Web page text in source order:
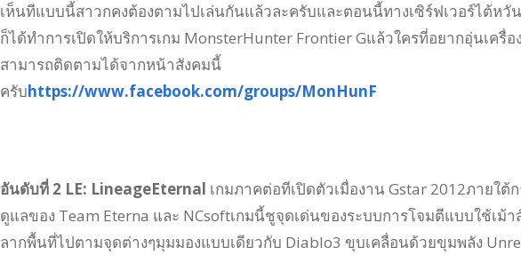
เห็นทีแบบนี้สาวกคงต้องตามไปเล่นกันแล้วละครับและตอนนี้ทางเซิร์ฟเวอร์ไต้หวัน
ก็ได้ทำการเปิดให้บริการเกม MonsterHunter Frontier Gแล้วใครที่อยากอุ่นเครื่อง
สามารถติดตามได้จากหน้าสังคมนี้
ครับhttps://www.facebook.com/groups/MonHunF
อันดับที่ 2 LE: LineageEternal เกมภาคต่อทีเปิดตัวเมื่องาน Gstar 2012ภายใต้
ดูแลของ Team Eterna และ NCsoftเกมนี้ชูจุดเด่นของระบบการโจมตีแบบใช้เม้า
ลากพื้นที่ไปตามจุดต่างๆมุมมองแบบเดียวกับ Diablo3 ขุบเคลื่อนด้วยขุมพลัง